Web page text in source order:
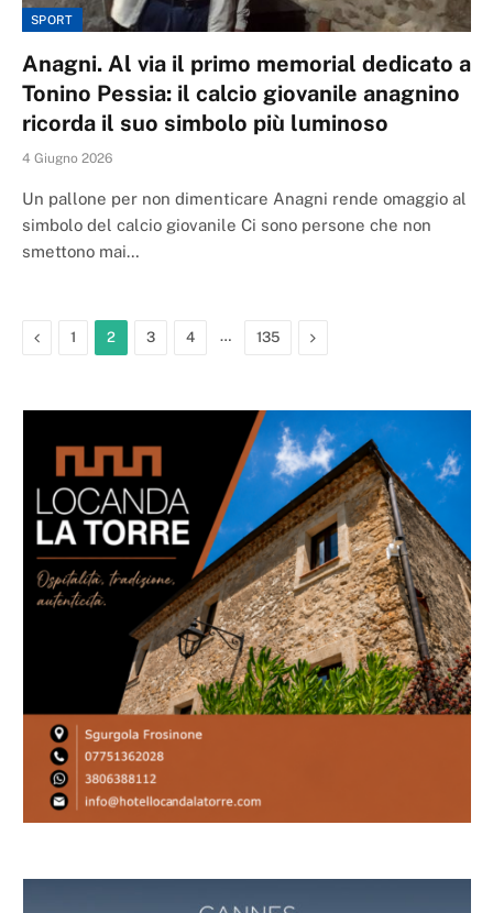
SPORT
Anagni. Al via il primo memorial dedicato a
Tonino Pessia: il calcio giovanile anagnino
ricorda il suo simbolo più luminoso
4 Giugno 2026
Un pallone per non dimenticare Anagni rende omaggio al
simbolo del calcio giovanile Ci sono persone che non
smettono mai…
Previous
1 2 3 4 … 135 Next